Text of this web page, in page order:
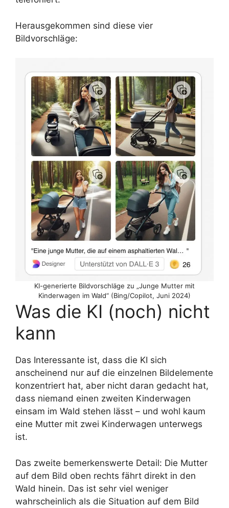
Herausgekommen sind diese vier
Bildvorschläge:
KI-generierte Bildvorschläge zu „Junge Mutter mit
Kinderwagen im Wald“ (Bing/Copilot, Juni 2024)
Was die KI (noch) nicht
kann
Das Interessante ist, dass die KI sich
anscheinend nur auf die einzelnen Bildelemente
konzentriert hat, aber nicht daran gedacht hat,
dass niemand einen zweiten Kinderwagen
einsam im Wald stehen lässt – und wohl kaum
eine Mutter mit zwei Kinderwagen unterwegs
ist.
Das zweite bemerkenswerte Detail: Die Mutter
auf dem Bild oben rechts fährt direkt in den
Wald hinein. Das ist sehr viel weniger
wahrscheinlich als die Situation auf dem Bild